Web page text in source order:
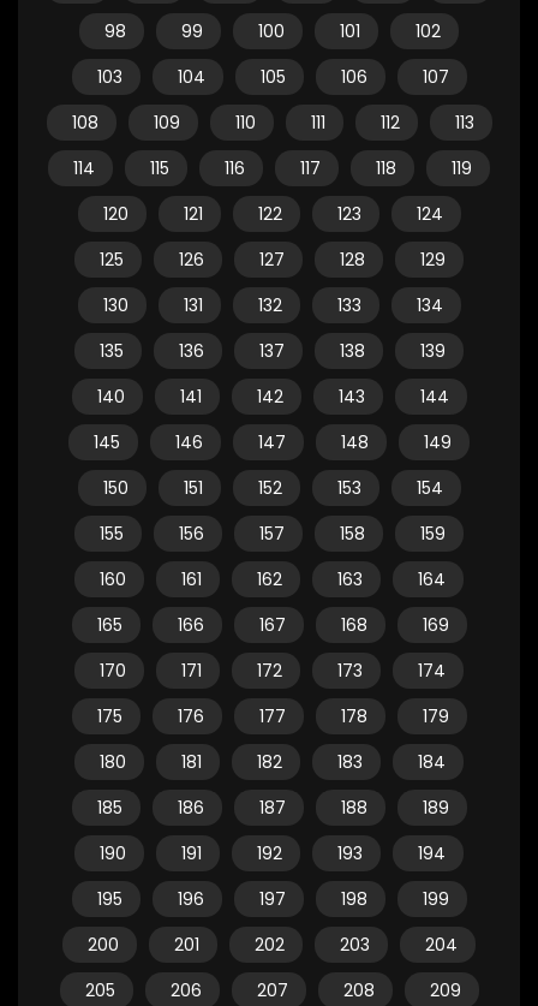
98
99 100 101
102
103
104 105 106
107
108
109 110 111 112
113
114
115 116 117 118
119
120
121 122 123
124
125
126 127 128
129
130
131 132 133
134
135
136 137 138
139
140
141 142 143
144
145
146 147 148
149
150
151 152 153
154
155
156 157 158
159
160
161 162 163
164
165
166 167 168
169
170
171 172 173
174
175
176 177 178
179
180
181 182 183
184
185
186 187 188
189
190
191 192 193
194
195
196 197 198
199
200
201 202 203
204
205
206 207 208
209